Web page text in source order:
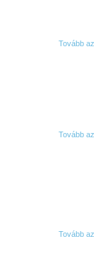
Tovább
Tovább
Tovább